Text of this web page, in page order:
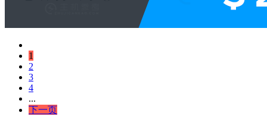
1
2
3
4
...
下一页